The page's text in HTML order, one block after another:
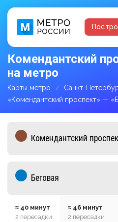
Комендантский
на метро
Карты метро
Санкт-
«Комендантский проспект» —
≈ 40 минут
2 пересадки
≈ 46 минут
2 пересадки